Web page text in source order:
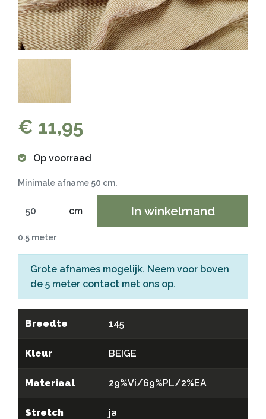
€ 11,95
Op voorraad
Minimale afname 50 cm.
cm In winkelmand
0.5 meter
Grote afnames mogelijk. Neem voor boven
de 5 meter contact met ons op.
Breedte 145
Kleur BEIGE
Materiaal 29%Vi/69%PL/2%EA
Stretch ja